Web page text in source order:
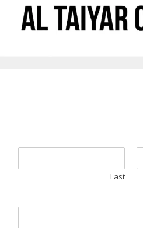
Last